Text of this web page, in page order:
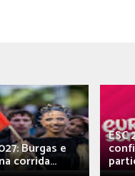
Burgas e
corrida...
ESC